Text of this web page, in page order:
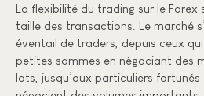
La flexibilité du trading sur le Forex
taille des transactions. Le marché
éventail de traders, depuis ceux
petites sommes en négociant des
lots, jusqu’aux particuliers